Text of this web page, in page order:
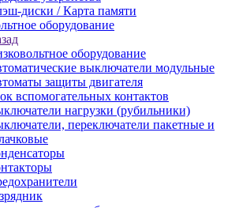
диски / Карта памяти
оборудование
оборудование
выключатели модульные
защиты двигателя
вспомогательных контактов
нагрузки (рубильники)
переключатели пакетные и